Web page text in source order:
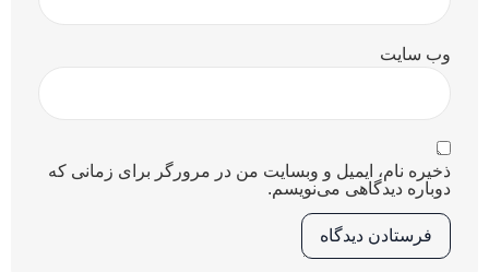
وب‌ سایت
ذخیره نام، ایمیل و وبسایت من در مرورگر برای زمانی که
دوباره دیدگاهی می‌نویسم.